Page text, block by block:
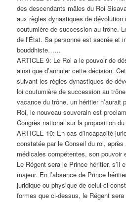
des descendants mâles du Roi
aux règles dynastiques de
coutumière de succession au trône.
de l’État. Sa personne est sacrée et
bouddhiste……
ARTICLE 9: Le Roi a le pouvoir de
ainsi que d’annuler cette décision.
suivant les règles dynastiques de
loi coutumière de succession au
vacance du trône, un héritier n’aurait
Roi, le nouveau souverain est
Congrès national sur la proposition
ARTICLE 10: En cas d’incapacité
constatée par le Conseil du roi,
médicales compétentes, son pouvoir
Le Régent sera le Prince héritier, s’il
majeur. En l’absence de Prince
juridique ou physique de celui-ci
formes que ci-dessus, le Régent